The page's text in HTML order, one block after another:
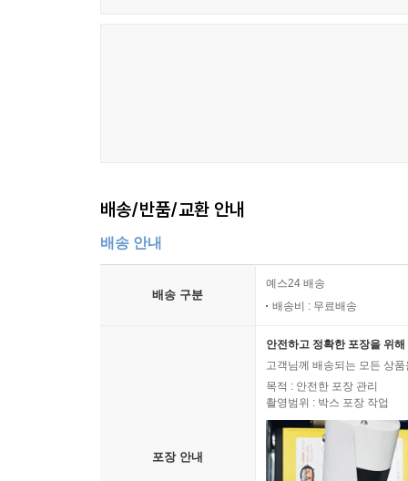
배송/반품/교환 안내
배송 안내
배송 구분
예스24 배송
배송비 : 무료배송
포장 안내
안전하고 정확한 포장을 위
고객님께 배송되는 모든 상
목적 : 안전한 포장 관리
촬영범위 : 박스 포장 작업